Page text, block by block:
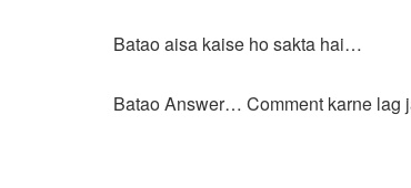
Batao aisa kaise ho sakta hai…
Batao Answer… Comment karne lag